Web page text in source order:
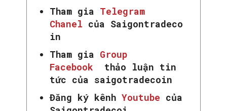
Tham gia Telegram
Chanel của Saigontradeco
in
Tham gia Group
Facebook
thảo luận tin
tức của saigotradecoin
Đăng ký kênh Youtube của